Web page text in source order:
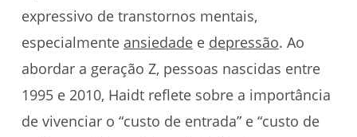
expressivo de transtornos mentais,
especialmente ansiedadee depressão. Ao
abordar a geração Z, pessoas nascidas entre
1995 e 2010, Haidt reflete sobre a importância
de vivenciar o “custo de entrada” e “custo de